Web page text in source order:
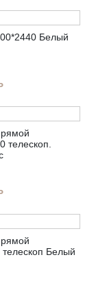
Белый
телескоп.
Белый